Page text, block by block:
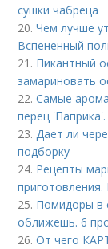
сушки чабреца
20.Чем лучше
Вспененный
21. Пикантный
замариновать
22.Самые
перец
23.Дает ли
подборку
24. Рецепты
25. Помидоры в
оближешь. 6
26.От чего